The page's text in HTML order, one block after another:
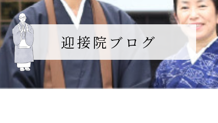
迎接院ブログ